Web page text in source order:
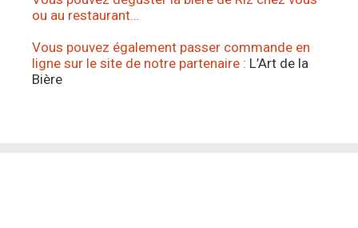
ou au restaurant…
Vous pouvez également passer commande en
ligne sur le site de notre partenaire : L’Art de la
Bière